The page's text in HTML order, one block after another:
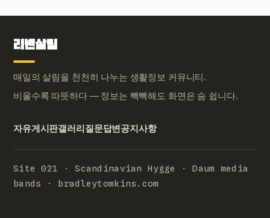
리넨살림
매일의 살림을 천천히 나누는 생활정보 커뮤니티.
비울수록 따뜻하다 — 정보는 빽빽해도 화면은 숨 쉽니다.
자유게시판갤러리질문답변공지사항
Site 021 · Scandinavian Hygge · Daum media
bands · bradleytomkins.com